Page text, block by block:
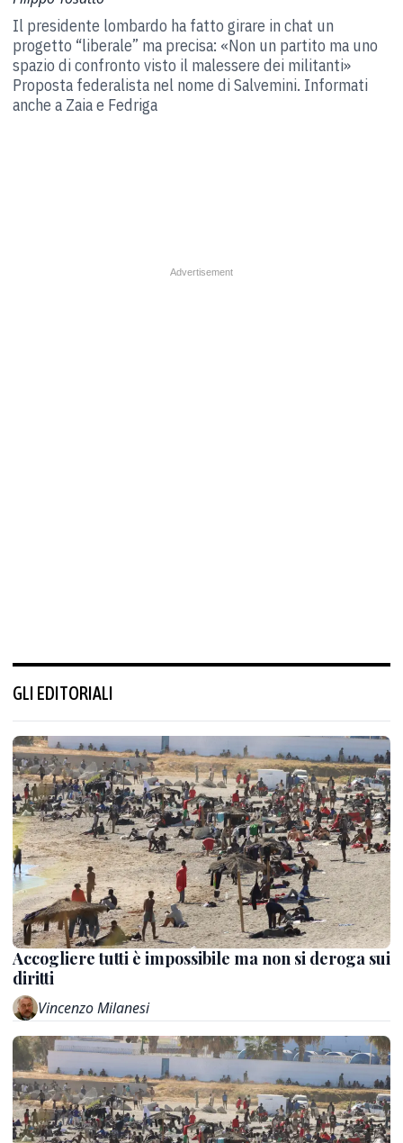
Il presidente lombardo ha fatto girare in chat un
progetto “liberale” ma precisa: «Non un partito ma uno
spazio di confronto visto il malessere dei militanti»
Proposta federalista nel nome di Salvemini. Informati
anche a Zaia e Fedriga
GLI EDITORIALI
Accogliere tutti è impossibile ma non si deroga sui
diritti
Vincenzo Milanesi